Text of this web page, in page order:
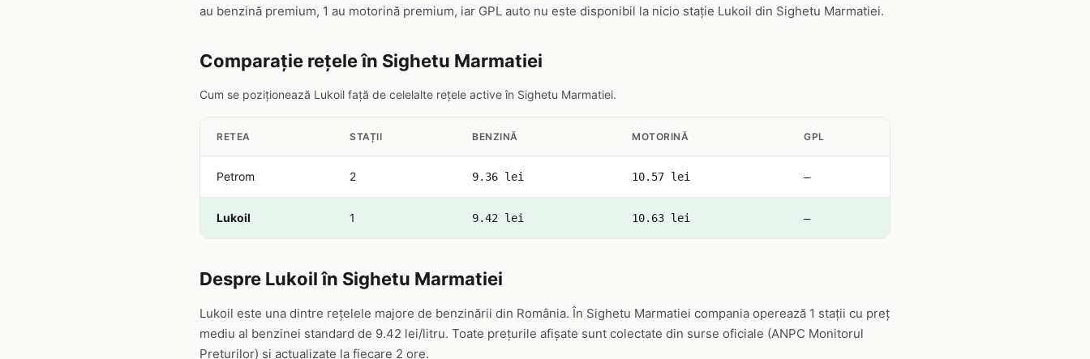
au benzină premium, 1 au motorină premium, iar GPL auto nu este disponibil la nicio stație Lukoil din Sighetu Marmatiei.
Comparație rețele în Sighetu Marmatiei
Cum se poziționează Lukoil față de celelalte rețele active în Sighetu Marmatiei.
RETEA STAȚII BENZINĂ MOTORINĂ GPL
Petrom 2 9.36 lei 10.57 lei —
Lukoil 1 9.42 lei 10.63 lei —
Despre Lukoil în Sighetu Marmatiei
Lukoil este una dintre rețelele majore de benzinării din România. În Sighetu Marmatiei compania operează 1 stații cu preț
mediu al benzinei standard de 9.42 lei/litru. Toate prețurile afișate sunt colectate din surse oficiale (ANPC Monitorul
Prețurilor) și actualizate la fiecare 2 ore.